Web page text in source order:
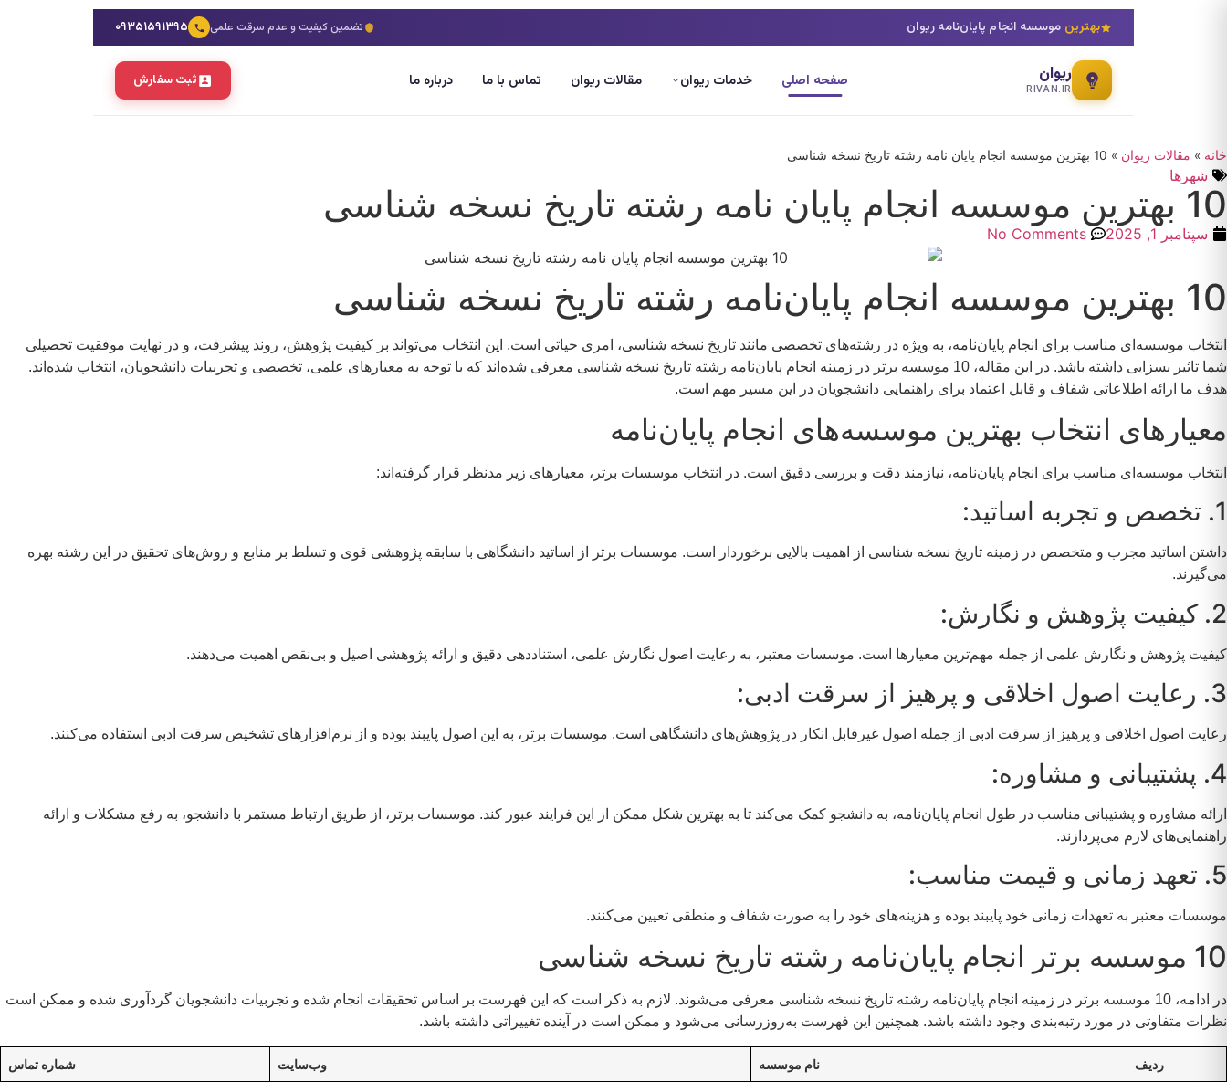
بهترین موسسه انجام پایان‌نامه ریوان تضمین کیفیت و عدم سرقت علمی ۰۹۳۵۱۵۹۱۳۹۵
ریوان
RIVAN.IR صفحه اصلی خدمات ریوان مقالات ریوان تماس با ما درباره ما ثبت سفارش
خانه » مقالات ریوان » 10 بهترین موسسه انجام پایان نامه رشته تاریخ نسخه شناسی
شهرها
10 بهترین موسسه انجام پایان نامه رشته تاریخ نسخه شناسی
سپتامبر 1, 2025 No Comments
10 بهترین موسسه انجام پایان‌نامه رشته تاریخ نسخه شناسی
انتخاب موسسه‌ای مناسب برای انجام پایان‌نامه، به ویژه در رشته‌های تخصصی مانند تاریخ نسخه شناسی، امری حیاتی است. این انتخاب می‌تواند بر کیفیت پژوهش، روند پیشرفت، و در نهایت موفقیت تحصیلی
شما تاثیر بسزایی داشته باشد. در این مقاله، 10 موسسه برتر در زمینه انجام پایان‌نامه رشته تاریخ نسخه شناسی معرفی شده‌اند که با توجه به معیارهای علمی، تخصصی و تجربیات دانشجویان، انتخاب شده‌اند.
هدف ما ارائه اطلاعاتی شفاف و قابل اعتماد برای راهنمایی دانشجویان در این مسیر مهم است.
معیارهای انتخاب بهترین موسسه‌های انجام پایان‌نامه
انتخاب موسسه‌ای مناسب برای انجام پایان‌نامه، نیازمند دقت و بررسی دقیق است. در انتخاب موسسات برتر، معیارهای زیر مدنظر قرار گرفته‌اند:
1. تخصص و تجربه اساتید:
داشتن اساتید مجرب و متخصص در زمینه تاریخ نسخه شناسی از اهمیت بالایی برخوردار است. موسسات برتر از اساتید دانشگاهی با سابقه پژوهشی قوی و تسلط بر منابع و روش‌های تحقیق در این رشته بهره
می‌گیرند.
2. کیفیت پژوهش و نگارش:
کیفیت پژوهش و نگارش علمی از جمله مهم‌ترین معیارها است. موسسات معتبر، به رعایت اصول نگارش علمی، استناددهی دقیق و ارائه پژوهشی اصیل و بی‌نقص اهمیت می‌دهند.
3. رعایت اصول اخلاقی و پرهیز از سرقت ادبی:
رعایت اصول اخلاقی و پرهیز از سرقت ادبی از جمله اصول غیرقابل انکار در پژوهش‌های دانشگاهی است. موسسات برتر، به این اصول پایبند بوده و از نرم‌افزارهای تشخیص سرقت ادبی استفاده می‌کنند.
4. پشتیبانی و مشاوره:
ارائه مشاوره و پشتیبانی مناسب در طول انجام پایان‌نامه، به دانشجو کمک می‌کند تا به بهترین شکل ممکن از این فرایند عبور کند. موسسات برتر، از طریق ارتباط مستمر با دانشجو، به رفع مشکلات و ارائه
راهنمایی‌های لازم می‌پردازند.
5. تعهد زمانی و قیمت مناسب:
موسسات معتبر به تعهدات زمانی خود پایبند بوده و هزینه‌های خود را به صورت شفاف و منطقی تعیین می‌کنند.
10 موسسه برتر انجام پایان‌نامه رشته تاریخ نسخه شناسی
در ادامه، 10 موسسه برتر در زمینه انجام پایان‌نامه رشته تاریخ نسخه شناسی معرفی می‌شوند. لازم به ذکر است که این فهرست بر اساس تحقیقات انجام شده و تجربیات دانشجویان گردآوری شده و ممکن است
نظرات متفاوتی در مورد رتبه‌بندی وجود داشته باشد. همچنین این فهرست به‌روزرسانی می‌شود و ممکن است در آینده تغییراتی داشته باشد.
ردیف نام موسسه وب‌سایت شماره تماس